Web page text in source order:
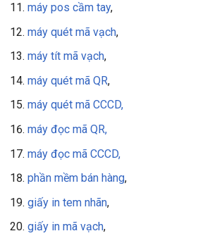
máy pos cầm tay,
máy quét mã vạch,
máy tít mã vạch,
máy quét mã QR,
máy quét mã CCCD,
máy đọc mã QR,
máy đọc mã CCCD,
phần mềm bán hàng,
giấy in tem nhãn,
giấy in mã vạch,